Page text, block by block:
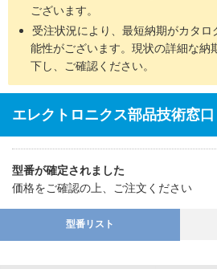
ございます。
受注状況により、最短納期がカタ
能性がございます。現状の詳細な納
下し、ご確認ください。
エレクトロニクス部品技術窓口
型番が確定されました
価格をご確認の上、ご注文ください
型番リスト